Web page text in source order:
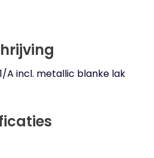
A incl. metallic blanke lak